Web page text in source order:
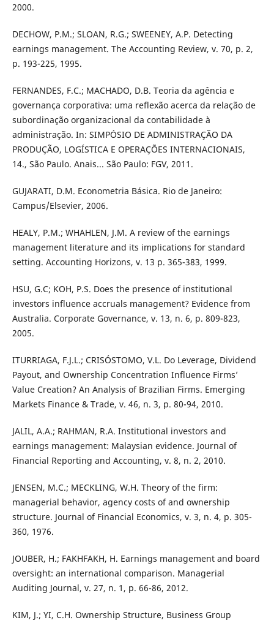
2000.
DECHOW, P.M.; SLOAN, R.G.; SWEENEY, A.P. Detecting
earnings management. The Accounting Review, v. 70, p. 2,
p. 193-225, 1995.
FERNANDES, F.C.; MACHADO, D.B. Teoria da agência e
governança corporativa: uma reflexão acerca da relação de
subordinação organizacional da contabilidade à
administração. In: SIMPÓSIO DE ADMINISTRAÇÃO DA
PRODUÇÃO, LOGÍSTICA E OPERAÇÕES INTERNACIONAIS,
14., São Paulo. Anais... São Paulo: FGV, 2011.
GUJARATI, D.M. Econometria Básica. Rio de Janeiro:
Campus/Elsevier, 2006.
HEALY, P.M.; WHAHLEN, J.M. A review of the earnings
management literature and its implications for standard
setting. Accounting Horizons, v. 13 p. 365-383, 1999.
HSU, G.C; KOH, P.S. Does the presence of institutional
investors influence accruals management? Evidence from
Australia. Corporate Governance, v. 13, n. 6, p. 809-823,
2005.
ITURRIAGA, F.J.L.; CRISÓSTOMO, V.L. Do Leverage, Dividend
Payout, and Ownership Concentration Influence Firms’
Value Creation? An Analysis of Brazilian Firms. Emerging
Markets Finance & Trade, v. 46, n. 3, p. 80-94, 2010.
JALIL, A.A.; RAHMAN, R.A. Institutional investors and
earnings management: Malaysian evidence. Journal of
Financial Reporting and Accounting, v. 8, n. 2, 2010.
JENSEN, M.C.; MECKLING, W.H. Theory of the firm:
managerial behavior, agency costs of and ownership
structure. Journal of Financial Economics, v. 3, n. 4, p. 305-
360, 1976.
JOUBER, H.; FAKHFAKH, H. Earnings management and board
oversight: an international comparison. Managerial
Auditing Journal, v. 27, n. 1, p. 66-86, 2012.
KIM, J.; YI, C.H. Ownership Structure, Business Group